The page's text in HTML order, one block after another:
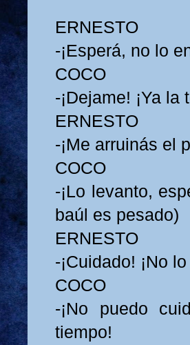
ERNESTO
-¡Esperá, no lo
COCO
-¡Dejame! ¡Ya
ERNESTO
-¡Me arruinás el
COCO
-¡Lo levanto,
baúl es pesado)
ERNESTO
-¡Cuidado! ¡No
COCO
-¡No puedo
tiempo!